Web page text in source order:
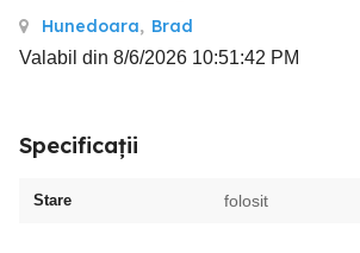
Hunedoara, Brad
Valabil din 8/6/2026 10:51:42 PM
Specificații
Stare folosit